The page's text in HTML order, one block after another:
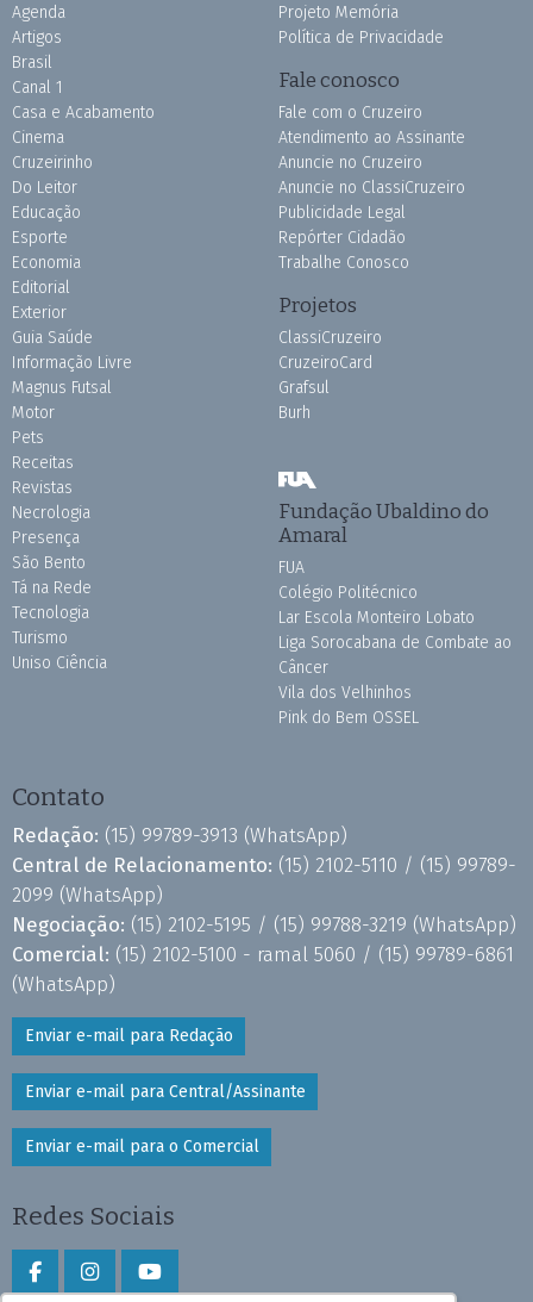
Agenda
Artigos
Brasil
Canal 1
Casa e Acabamento
Cinema
Cruzeirinho
Do Leitor
Educação
Esporte
Economia
Editorial
Exterior
Guia Saúde
Informação Livre
Magnus Futsal
Motor
Pets
Receitas
Revistas
Necrologia
Presença
São Bento
Tá na Rede
Tecnologia
Turismo
Uniso Ciência
Projeto Memória
Política de Privacidade
Fale conosco
Fale com o Cruzeiro
Atendimento ao Assinante
Anuncie no Cruzeiro
Anuncie no ClassiCruzeiro
Publicidade Legal
Repórter Cidadão
Trabalhe Conosco
Projetos
ClassiCruzeiro
CruzeiroCard
Grafsul
Burh
Fundação Ubaldino do
Amaral
FUA
Colégio Politécnico
Lar Escola Monteiro Lobato
Liga Sorocabana de Combate ao
Câncer
Vila dos Velhinhos
Pink do Bem OSSEL
Contato
Redação: (15) 99789-3913 (WhatsApp)
Central de Relacionamento: (15) 2102-5110 / (15) 99789-
2099 (WhatsApp)
Negociação: (15) 2102-5195 / (15) 99788-3219 (WhatsApp)
Comercial: (15) 2102-5100 - ramal 5060 / (15) 99789-6861
(WhatsApp)
Enviar e-mail para Redação
Enviar e-mail para Central/Assinante
Enviar e-mail para o Comercial
Redes Sociais